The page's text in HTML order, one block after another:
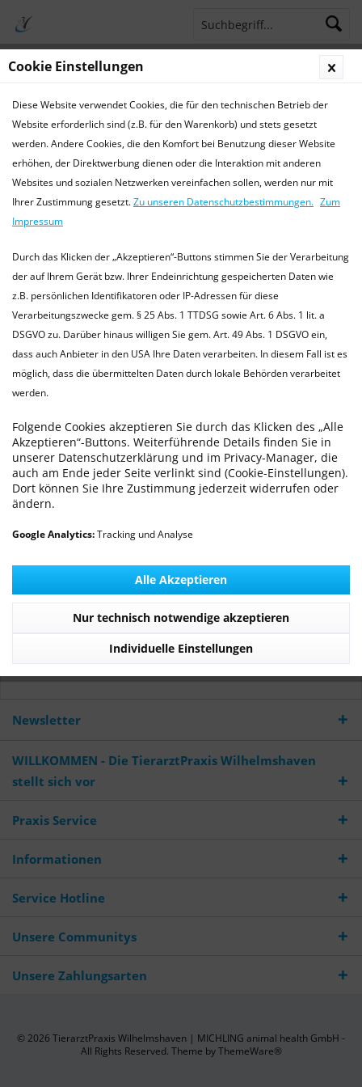
Terminsprechstunde Service Hotline 04421 773770
Chirurgie
Chirurgie für Kleintiere, Heimtiere und Exoten
Kater , Heimtiere männlich / weiblich (Kaninchen,...mehr
erfahren »
Filtern
Pyometra bei der Hündin
Von: Dr. med. vet. Ralf Michling 25.05.12 15:16 0 Kommentare
Hündin mittleren und höheren Alters.
Newsletter
WILLKOMMEN - Die TierarztPraxis Wilhelmshaven
stellt sich vor
Praxis Service
Informationen
Service Hotline
Unsere Communitys
Unsere Zahlungsarten
© 2026 TierarztPraxis Wilhelmshaven | MICHLING animal health GmbH -
All Rights Reserved. Theme byThemeWare®
Cookie Einstellungen
Diese Website verwendet Cookies, die für den technischen Betrieb der
Website erforderlich sind (z.B. für den Warenkorb) und stets gesetzt
werden. Andere Cookies, die den Komfort bei Benutzung dieser Website
erhöhen, der Direktwerbung dienen oder die Interaktion mit anderen
Websites und sozialen Netzwerken vereinfachen sollen, werden nur mit
Ihrer Zustimmung gesetzt.Zu unseren Datenschutzbestimmungen. Zum
Impressum
Durch das Klicken der „Akzeptieren“-Buttons stimmen Sie der Verarbeitung
der auf Ihrem Gerät bzw. Ihrer Endeinrichtung gespeicherten Daten wie
z.B. persönlichen Identifikatoren oder IP-Adressen für diese
Verarbeitungszwecke gem. § 25 Abs. 1 TTDSG sowie Art. 6 Abs. 1 lit. a
DSGVO zu. Darüber hinaus willigen Sie gem. Art. 49 Abs. 1 DSGVO ein,
dass auch Anbieter in den USA Ihre Daten verarbeiten. In diesem Fall ist es
möglich, dass die übermittelten Daten durch lokale Behörden verarbeitet
werden.
Folgende Cookies akzeptieren Sie durch das Klicken des „Alle
Akzeptieren“-Buttons. Weiterführende Details finden Sie in
unserer Datenschutzerklärung und im Privacy-Manager, die
auch am Ende jeder Seite verlinkt sind (Cookie-Einstellungen).
Dort können Sie Ihre Zustimmung jederzeit widerrufen oder
ändern.
Google Analytics:Tracking und Analyse
Individuelle Einstellungen
Nur technisch notwendige akzeptieren
Alle Akzeptieren